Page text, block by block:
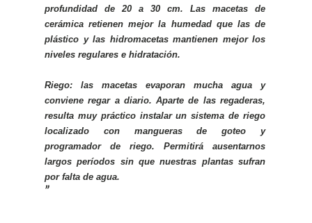
profundidad de 20 a 30 cm. Las macetas de
cerámica retienen mejor la humedad que las de
plástico y las hidromacetas mantienen mejor los
niveles regulares e hidratación.
Riego: las macetas evaporan mucha agua y
conviene regar a diario. Aparte de las regaderas,
resulta muy práctico instalar un sistema de riego
localizado con mangueras de goteo y
programador de riego. Permitirá ausentarnos
largos períodos sin que nuestras plantas sufran
por falta de agua.